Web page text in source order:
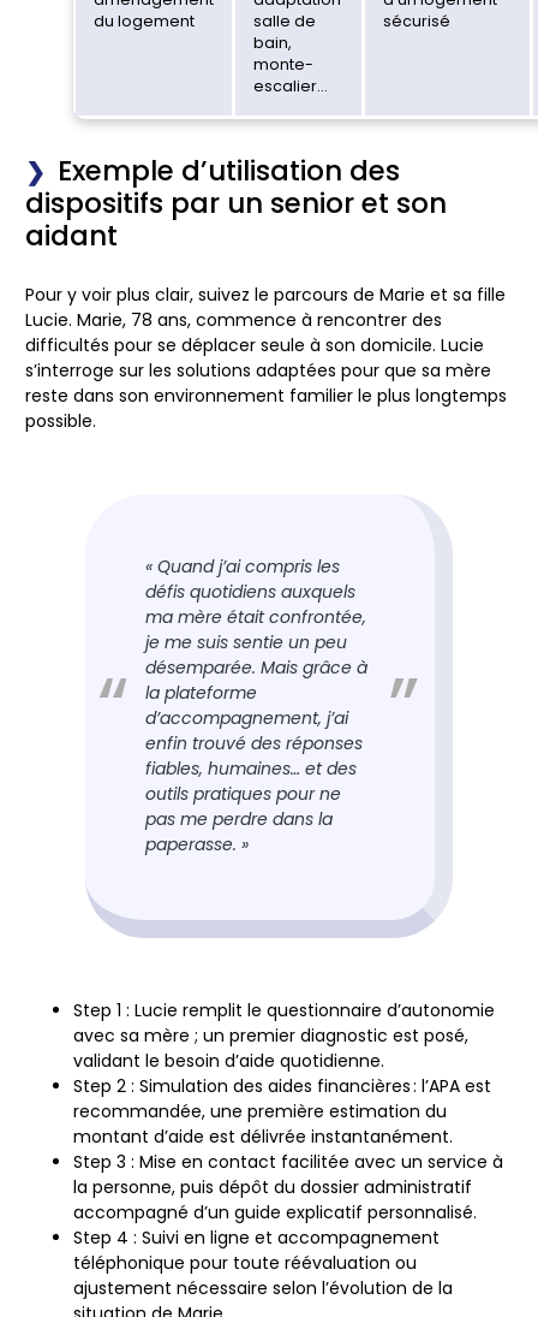
du logement
salle de
bain,
monte-
escalier…
sécurisé
Exemple d’utilisation des
dispositifs par un senior et son
aidant
Pour y voir plus clair, suivez le parcours de Marie et sa fille
Lucie. Marie, 78 ans, commence à rencontrer des
difficultés pour se déplacer seule à son domicile. Lucie
s’interroge sur les solutions adaptées pour que sa mère
reste dans son environnement familier le plus longtemps
possible.
« Quand j’ai compris les
défis quotidiens auxquels
ma mère était confrontée,
je me suis sentie un peu
désemparée. Mais grâce à
la plateforme
d’accompagnement, j’ai
enfin trouvé des réponses
fiables, humaines… et des
outils pratiques pour ne
pas me perdre dans la
paperasse. »
Step 1 : Lucie remplit le questionnaire d’autonomie
avec sa mère ; un premier diagnostic est posé,
validant le besoin d’aide quotidienne.
Step 2 : Simulation des aides financières : l’APA est
recommandée, une première estimation du
montant d’aide est délivrée instantanément.
Step 3 : Mise en contact facilitée avec un service à
la personne, puis dépôt du dossier administratif
accompagné d’un guide explicatif personnalisé.
Step 4 : Suivi en ligne et accompagnement
téléphonique pour toute réévaluation ou
ajustement nécessaire selon l’évolution de la